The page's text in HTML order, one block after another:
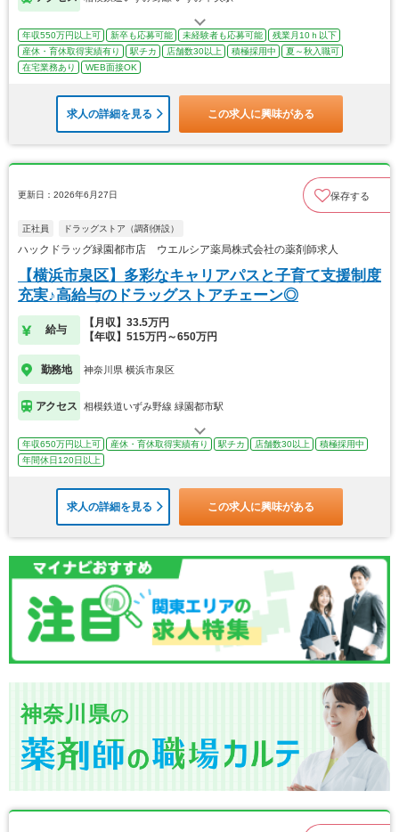
年収550万円以上可 新卒も応募可能 未経験者も応募可能
残業月10ｈ以下
産休・育休取得実績有り
駅チカ 店舗数30以上 積極採用中
夏～秋入職可
在宅業務あり
WEB面接OK
求人の詳細を見る この求人に興味がある
更新日：2026年6月27日 保存する
正社員 ドラッグストア（調剤併設）
ハックドラッグ緑園都市店 ウエルシア薬局株式会社の薬剤師求人
【横浜市泉区】多彩なキャリアパスと子育て支援制度
充実♪高給与のドラッグストアチェーン◎
給与
【月収】33.5万円
【年収】515万円～650万円
勤務地 神奈川県 横浜市泉区
アクセス 相模鉄道いずみ野線 緑園都市駅
年収650万円以上可 産休・育休取得実績有り 駅チカ 店舗数30以上
積極採用中
年間休日120日以上
求人の詳細を見る この求人に興味がある
神奈川県の